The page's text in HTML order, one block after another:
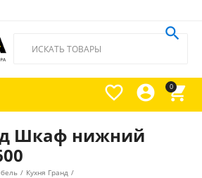
0




Шкаф нижний
/ Кухня Гранд /